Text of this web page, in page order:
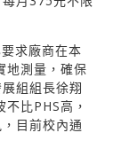
求廠商在本
地測量，確保
組組長徐翔
比PHS高，
目前校內通